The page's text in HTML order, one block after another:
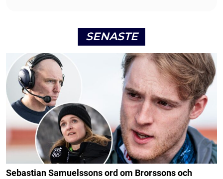
SENASTE
Sebastian Samuelssons ord om Brorssons och